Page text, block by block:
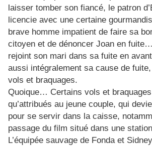
laisser tomber son fiancé, le patron
licencie avec une certaine
brave homme impatient de faire sa
citoyen et de dénoncer Joan en
rejoint son mari dans sa fuite en
aussi intégralement sa cause de
vols et braquages.
Quoique… Certains vols et
qu’attribués au jeune couple, qui
pour se servir dans la caisse,
passage du film situé dans une
L’équipée sauvage de Fonda et